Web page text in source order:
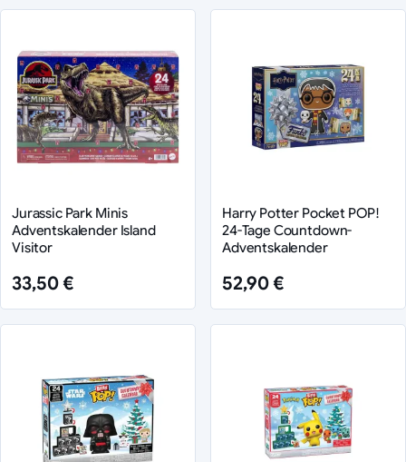
Jurassic Park Minis
Adventskalender Island
Visitor
33,50 €
Harry Potter Pocket POP!
24-Tage Countdown-
Adventskalender
52,90 €